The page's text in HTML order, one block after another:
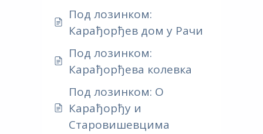
Под лозинком:
Карађорђев дом у Рачи
Под лозинком:
Карађорђева колевка
Под лозинком: О
Карађорђу и
Старовишевцима